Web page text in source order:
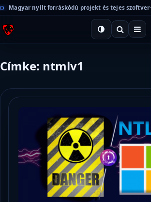
Magyar nyílt forráskódú projekt és tejes
Címke: ntmlv1